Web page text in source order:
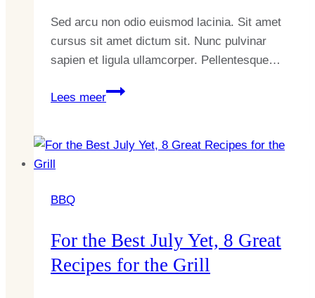
Sed arcu non odio euismod lacinia. Sit amet
cursus sit amet dictum sit. Nunc pulvinar
sapien et ligula ullamcorper. Pellentesque…
Lees meer
Our
the
BBQ
For the Best July Yet, 8 Great
Recipes for the Grill